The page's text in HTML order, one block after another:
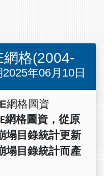
格(2004-
年06月10日
網格圖資
網格圖資，從原
塌目錄統計更新
塌目錄統計而產